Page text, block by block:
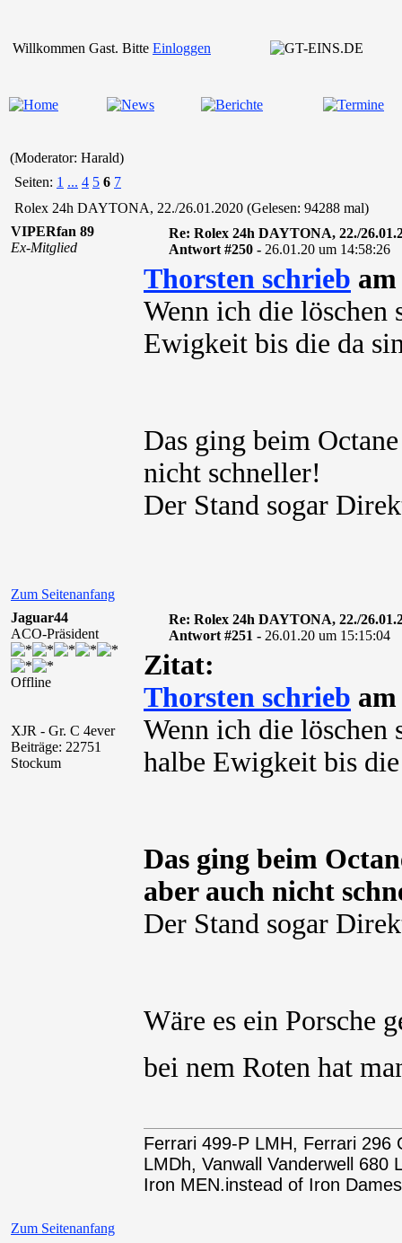
Willkommen Gast. Bitte Einloggen
(Moderator: Harald)
Seiten: 1 ... 4 5 6 7
Rolex 24h DAYTONA, 22./26.01.2020 (Gelesen: 94288 mal)
VIPERfan 89
Ex-Mitglied
Re: Rolex 24h DAYTONA, 22./
Antwort #250 - 26.01.20 um 14:58:26
Thorsten schrieb
Wenn ich die löschen
Ewigkeit bis die da
Das ging beim
nicht schneller!
Der Stand sogar
Zum Seitenanfang
Jaguar44
ACO-Präsident
Offline
XJR - Gr. C 4ever
Beiträge: 22751
Stockum
Re: Rolex 24h DAYTONA, 22./
Antwort #251 - 26.01.20 um 15:15:04
Zitat:
Thorsten schrieb
Wenn ich die löschen
halbe Ewigkeit bis
Das ging beim
aber auch nicht
Der Stand sogar
Wäre es ein Porsche
bei nem Roten hat
Zum Seitenanfang
Ferrari 499-P LMH, Ferrari 296
LMDh, Vanwall Vanderwell
Iron MEN.instead of Iron